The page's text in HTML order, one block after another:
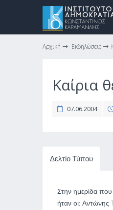
Αρχική Εκδηλώσεις
Καίρια
07.06.2004
Δελτίο Τύπου
Στην ημερίδα
ήταν οι: Αντώνης